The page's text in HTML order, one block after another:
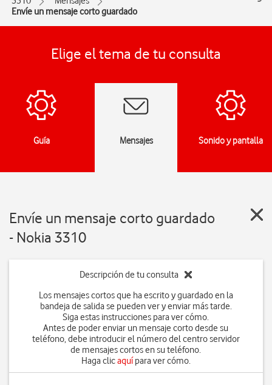
Envíe un mensaje corto guardado
Elige el tema de tu consulta
Guía Mensajes Sonido y pantalla
Envíe un mensaje corto guardado
- Nokia 3310
Descripción de tu consulta
Los mensajes cortos que ha escrito y guardado en la
bandeja de salida se pueden ver y enviar más tarde.
Siga estas instrucciones para ver cómo.
Antes de poder enviar un mensaje corto desde su
teléfono, debe introducir el número del centro servidor
de mensajes cortos en su teléfono.
Haga clicaquípara ver cómo.